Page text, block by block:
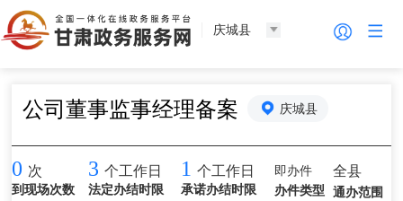
庆城县
公司董事监事经理备案 庆城县
0 次
到现场次数
3 个工作日
法定办结时限
1 个工作日
承诺办结时限
即办件
办件类型
全县
通办范围